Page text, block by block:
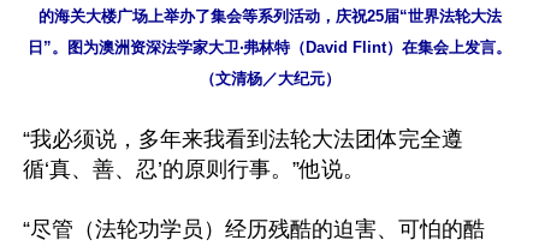
的海关大楼广场上举办了集会等系列活动，庆祝25届“世界法轮大法
日”。图为澳洲资深法学家大卫‧弗林特（David Flint）在集会上发言。
（文清杨／大纪元）
“我必须说，多年来我看到法轮大法团体完全遵
循‘真、善、忍’的原则行事。”他说。
“尽管（法轮功学员）经历残酷的迫害、可怕的酷